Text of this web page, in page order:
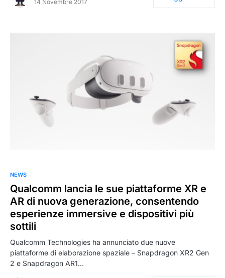
14 Novembre 2017
NEWS
Qualcomm lancia le sue piattaforme XR e
AR di nuova generazione, consentendo
esperienze immersive e dispositivi più
sottili
Qualcomm Technologies ha annunciato due nuove
piattaforme di elaborazione spaziale – Snapdragon XR2 Gen
2 e Snapdragon AR1…